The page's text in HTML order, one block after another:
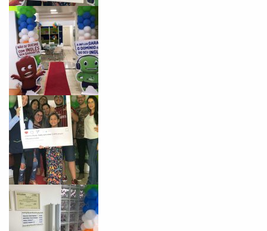
Você é aluno inFlux?
Sim
VOLTAR